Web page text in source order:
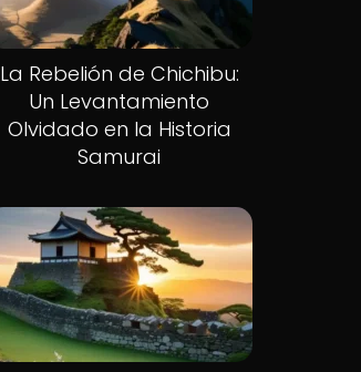
La Rebelión de Chichibu:
Un Levantamiento
Olvidado en la Historia
Samurai